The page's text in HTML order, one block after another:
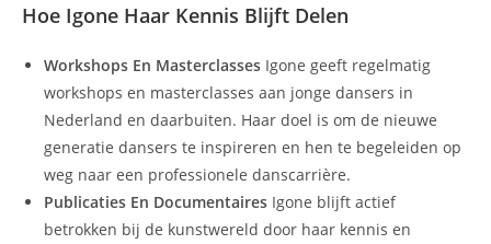
Hoe Igone Haar Kennis Blijft Delen
Workshops En Masterclasses Igone geeft regelmatig
workshops en masterclasses aan jonge dansers in
Nederland en daarbuiten. Haar doel is om de nieuwe
generatie dansers te inspireren en hen te begeleiden op
weg naar een professionele danscarrière.
Publicaties En Documentaires Igone blijft actief
betrokken bij de kunstwereld door haar kennis en